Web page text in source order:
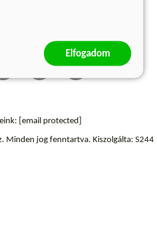
[email protected]
Minden jog fenntartva. Kiszolgálta: S244
Elfogadom